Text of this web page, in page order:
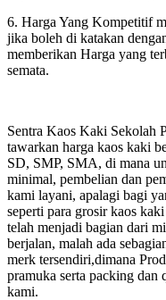
6. Harga Yang Kompetitif
jika boleh di katakan
memberikan Harga yang
semata.
Sentra Kaos Kaki Sekolah
tawarkan harga kaos kaki
SD, SMP, SMA, di mana
minimal, pembelian dan
kami layani, apalagi bagi
seperti para grosir kaos
telah menjadi bagian dari
berjalan, malah ada
merk tersendiri,dimana
pramuka serta packing dan
kami.